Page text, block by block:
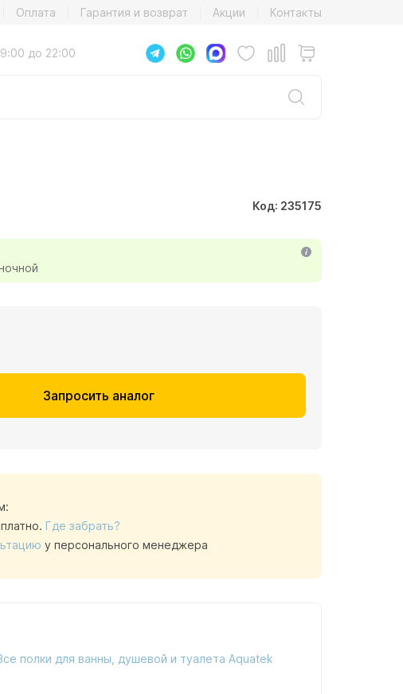
Оплата Гарантия и возврат Акции Контакты
до 22:00
Код: 235175
Запросить аналог
Где забрать?
у персонального менеджера
полки для ванны, душевой и туалета Aquatek